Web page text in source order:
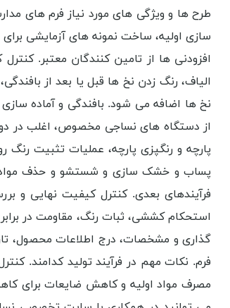
طرح ها و ویژگی های مورد نیاز فرم های
سازی اولیه، ساخت نمونه های آزمایشی
افزودنی ها از تامین کنندگان معتبر.
الیاف، رنگ زدن نخ ها قبل یا بعد از
نخ ها اضافه می شود. بافندگی و آماده سازی
از دستگاه های نساجی مخصوص، اغلب در دو
پارچه و رنگپزی پارچه، عملیات تثبیت
پساب و خشک سازی و شستشو و حذف مواد
فرآیندهای بعدی. کنترل کیفیت نهایی و
استحکام کششی، ثبات رنگ، مقاومت در
گذاری و مشخصات، درج اطلاعات محصول،
فرم. نکات مهم در فرآیند تولید کدامند.
مصرف مواد اولیه و کاهش ضایعات برای